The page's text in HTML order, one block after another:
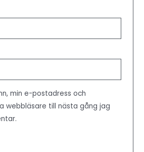
min e-postadress och
webbläsare till nästa gång jag